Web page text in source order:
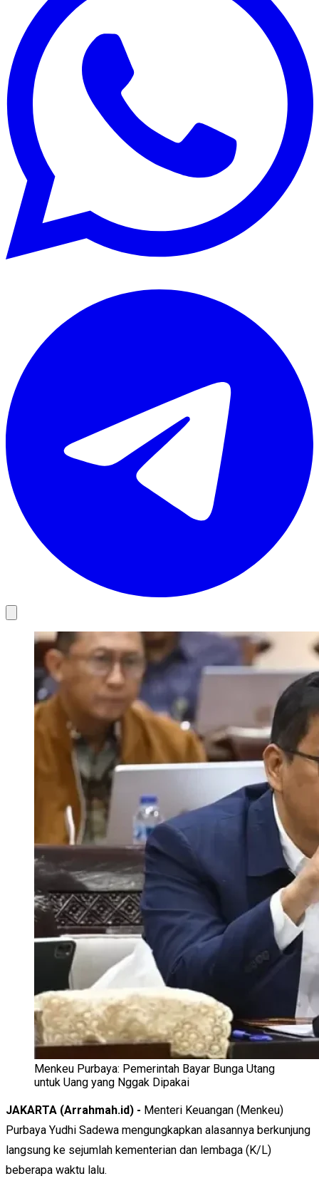
Menkeu Purbaya: Pemerintah Bayar Bunga Utang
untuk Uang yang Nggak Dipakai
JAKARTA (Arrahmah.id) - Menteri Keuangan (Menkeu)
Purbaya Yudhi Sadewa mengungkapkan alasannya berkunjung
langsung ke sejumlah kementerian dan lembaga (K/L)
beberapa waktu lalu.